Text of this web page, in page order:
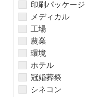
印刷パッケージ
メディカル
工場
農業
環境
ホテル
冠婚葬祭
シネコン